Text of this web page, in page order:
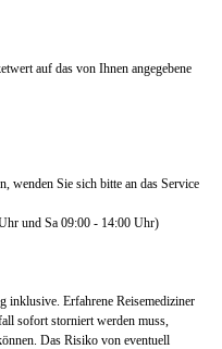
auf das von Ihnen angegebene
wenden Sie sich bitte an das Service
und Sa 09:00 - 14:00 Uhr)
inklusive. Erfahrene Reisemediziner
sofort storniert werden muss,
Das Risiko von eventuell